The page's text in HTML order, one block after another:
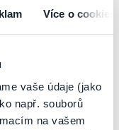
Více o cookies
vaše údaje (jako
např. souborů
na vašem
viditeľnosť.